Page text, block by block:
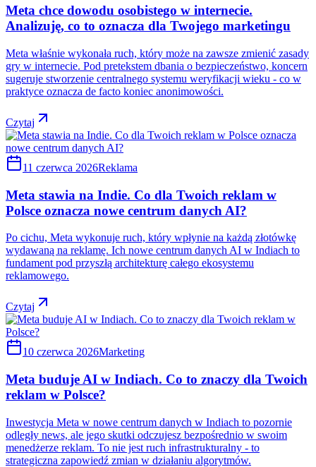
Meta chce dowodu osobistego w internecie.
Analizuję, co to oznacza dla Twojego marketingu
Meta właśnie wykonała ruch, który może na zawsze zmienić zasady
gry w internecie. Pod pretekstem dbania o bezpieczeństwo, koncern
sugeruje stworzenie centralnego systemu weryfikacji wieku - co w
praktyce oznacza de facto koniec anonimowości.
Czytaj
11 czerwca 2026Reklama
Meta stawia na Indie. Co dla Twoich reklam w
Polsce oznacza nowe centrum danych AI?
Po cichu, Meta wykonuje ruch, który wpłynie na każdą złotówkę
wydawaną na reklamę. Ich nowe centrum danych AI w Indiach to
fundament pod przyszłą architekturę całego ekosystemu
reklamowego.
Czytaj
10 czerwca 2026Marketing
Meta buduje AI w Indiach. Co to znaczy dla Twoich
reklam w Polsce?
Inwestycja Meta w nowe centrum danych w Indiach to pozornie
odległy news, ale jego skutki odczujesz bezpośrednio w swoim
menedżerze reklam. To nie jest ruch infrastrukturalny - to
strategiczna zapowiedź zmian w działaniu algorytmów.